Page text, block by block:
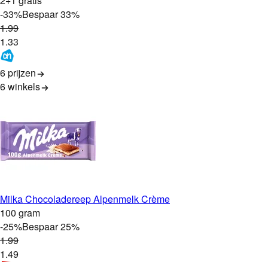
-33%Bespaar33%
1.99
1.33
6 prijzen
6winkels
Milka Chocoladereep Alpenmelk Crème
100 gram
-25%Bespaar25%
1.99
1.49